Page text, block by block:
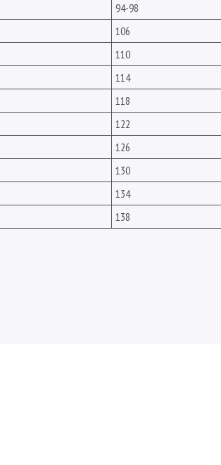
94-98
106
110
114
118
122
126
130
134
138